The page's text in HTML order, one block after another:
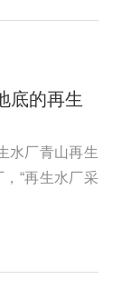
底的再生
水厂青山再生
“再生水厂采